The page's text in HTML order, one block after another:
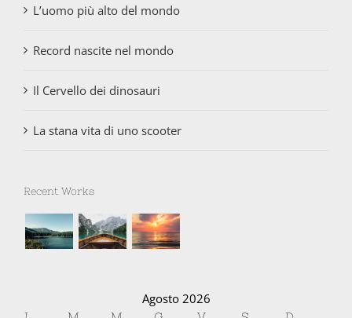
L’uomo più alto del mondo
Record nascite nel mondo
Il Cervello dei dinosauri
La stana vita di uno scooter
Recent Works
Agosto 2026